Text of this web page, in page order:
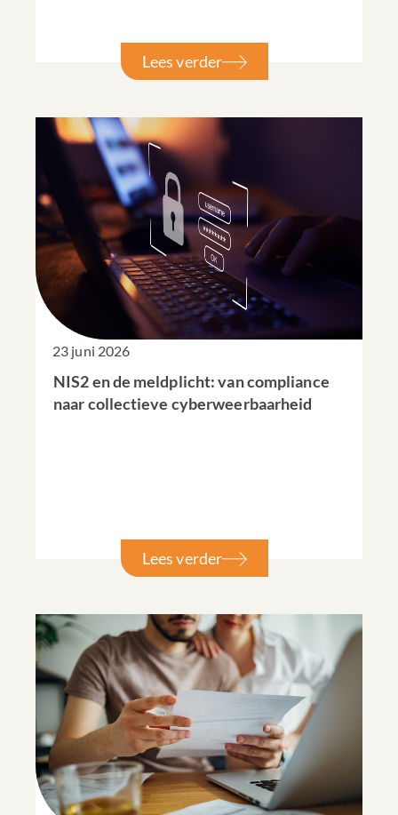
Lees verder
23 juni 2026
NIS2 en de meldplicht: van compliance
naar collectieve cyberweerbaarheid
Lees verder